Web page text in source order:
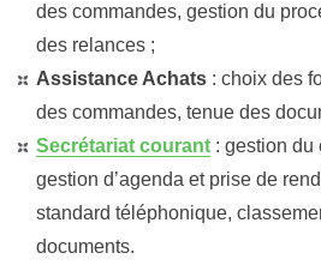
des commandes, gestion du
des relances ;
Assistance Achats : choix des
des commandes, tenue des
Secrétariat courant : gestion du
gestion d’agenda et prise de
standard téléphonique,
documents.